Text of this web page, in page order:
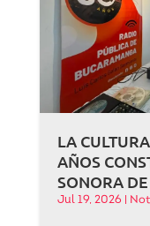
LA
AÑOS
SONORA
Jul 19, 2026